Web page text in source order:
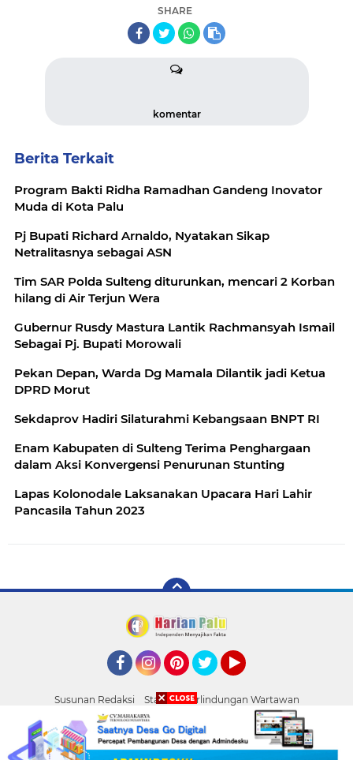
SHARE
komentar
Berita Terkait
Program Bakti Ridha Ramadhan Gandeng Inovator
Muda di Kota Palu
Pj Bupati Richard Arnaldo, Nyatakan Sikap
Netralitasnya sebagai ASN
Tim SAR Polda Sulteng diturunkan, mencari 2 Korban
hilang di Air Terjun Wera
Gubernur Rusdy Mastura Lantik Rachmansyah Ismail
Sebagai Pj. Bupati Morowali
Pekan Depan, Warda Dg Mamala Dilantik jadi Ketua
DPRD Morut
Sekdaprov Hadiri Silaturahmi Kebangsaan BNPT RI
Enam Kabupaten di Sulteng Terima Penghargaan
dalam Aksi Konvergensi Penurunan Stunting
Lapas Kolonodale Laksanakan Upacara Hari Lahir
Pancasila Tahun 2023
Susunan Redaksi
Standar Perlindungan Wartawan
Pasang Iklan
Tentang Kami Pedoman Media Siber
Palu
Copyright ©2026 HARIAN PALU